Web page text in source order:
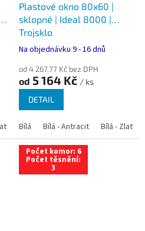
dub Bílá - Tmavý dub Bílá -
Plastové okno 80x60 |
sklopné | Ideal 8000 |
Trojsklo
Na objednávku 9 - 16 dnů
od 4 267,77 Kč bez DPH
od 5 164 Kč / ks
DETAIL
Bílá Bílá - Antracit Bílá - Zlatý
Počet komor: 6
Počet těsnění:
3